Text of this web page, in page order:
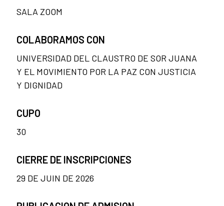
SALA ZOOM
COLABORAMOS CON
UNIVERSIDAD DEL CLAUSTRO DE SOR JUANA
Y EL MOVIMIENTO POR LA PAZ CON JUSTICIA
Y DIGNIDAD
CUPO
30
CIERRE DE INSCRIPCIONES
29 DE JUIN DE 2026